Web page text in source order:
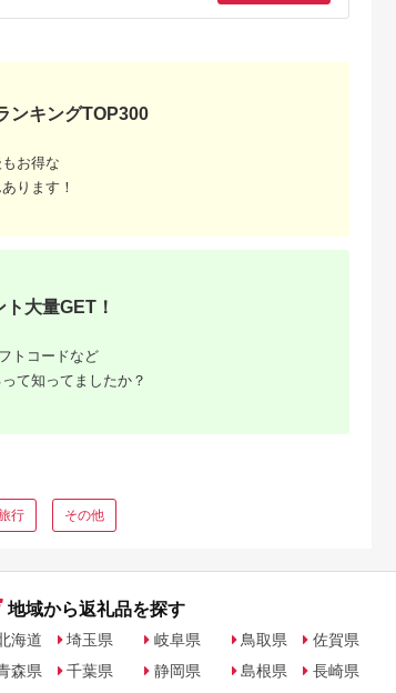
出典：ふるさとチョイ
ス
ーセットアップお仕
立て券 95,000円相当
賀 百万石 北陸 北陸
復興 北陸支援
付金額:317,000 円
出典：ふるなび
出典：ふるさとチョ
ンキングTOP300
お得な
ります！
大量GET！
トコードなど
て知ってましたか？
行 その他
地域から返礼品を探す
海道
森県
埼玉県
千葉県
岐阜県
静岡県
鳥取県
島根県
佐賀県
長崎県